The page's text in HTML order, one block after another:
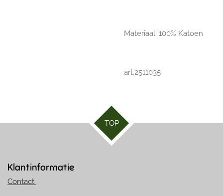
Materiaal: 100% Katoen
art.2511035
TOP
Klantinformatie
Contact